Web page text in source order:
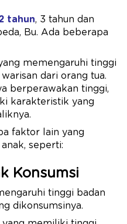
tahun, 3 tahun dan
Bu. Ada beberapa
memengaruhi tinggi
dari orang tua.
berperawakan tinggi,
karakteristik yang
faktor lain yang
seperti:
Konsumsi
tinggi badan
dikonsumsinya.